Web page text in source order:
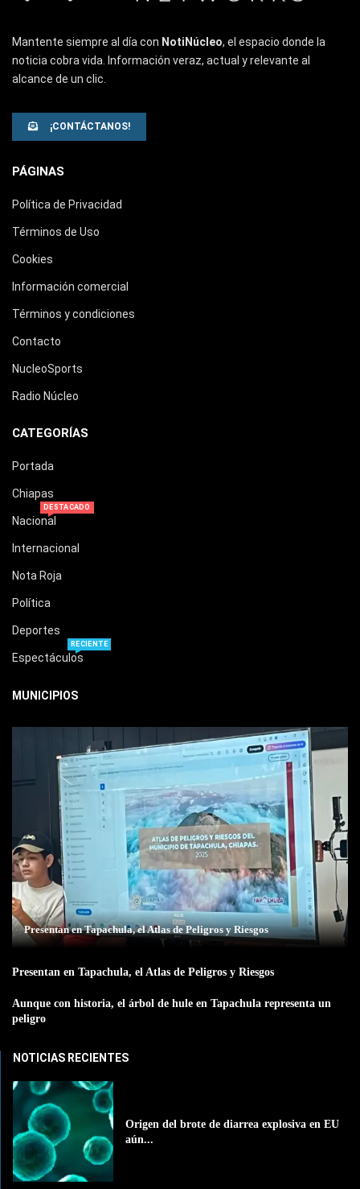
Mantente siempre al día con NotiNúcleo, el espacio donde la
noticia cobra vida. Información veraz, actual y relevante al
alcance de un clic.
¡CONTÁCTANOS!
PÁGINAS
Política de Privacidad
Términos de Uso
Cookies
Información comercial
Términos y condiciones
Contacto
NucleoSports
Radio Núcleo
CATEGORÍAS
Portada
Chiapas
Nacional
DESTACADO
Internacional
Nota Roja
Política
Deportes
Espectáculos
RECIENTE
MUNICIPIOS
Presentan en Tapachula, el Atlas de Peligros y Riesgos
Presentan en Tapachula, el Atlas de Peligros y Riesgos
Aunque con historia, el árbol de hule en Tapachula representa un
peligro
NOTICIAS RECIENTES
Origen del brote de diarrea explosiva en EU
aún...